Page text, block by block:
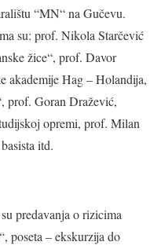
“MN“ na Gučevu.
su: prof. Nikola Starčević
žice“, prof. Davor
akademije Hag – Holandija,
prof. Goran Dražević,
opremi, prof. Milan
itd.
predavanja o rizicima
poseta – ekskurzija do